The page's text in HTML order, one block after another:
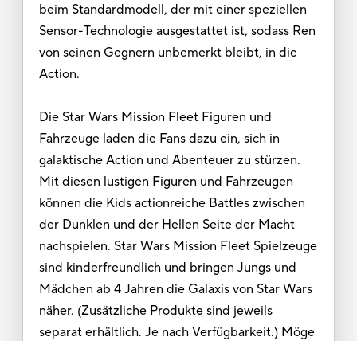
beim Standardmodell, der mit einer speziellen
Sensor-Technologie ausgestattet ist, sodass Ren
von seinen Gegnern unbemerkt bleibt, in die
Action.
Die Star Wars Mission Fleet Figuren und
Fahrzeuge laden die Fans dazu ein, sich in
galaktische Action und Abenteuer zu stürzen.
Mit diesen lustigen Figuren und Fahrzeugen
können die Kids actionreiche Battles zwischen
der Dunklen und der Hellen Seite der Macht
nachspielen. Star Wars Mission Fleet Spielzeuge
sind kinderfreundlich und bringen Jungs und
Mädchen ab 4 Jahren die Galaxis von Star Wars
näher. (Zusätzliche Produkte sind jeweils
separat erhältlich. Je nach Verfügbarkeit.) Möge